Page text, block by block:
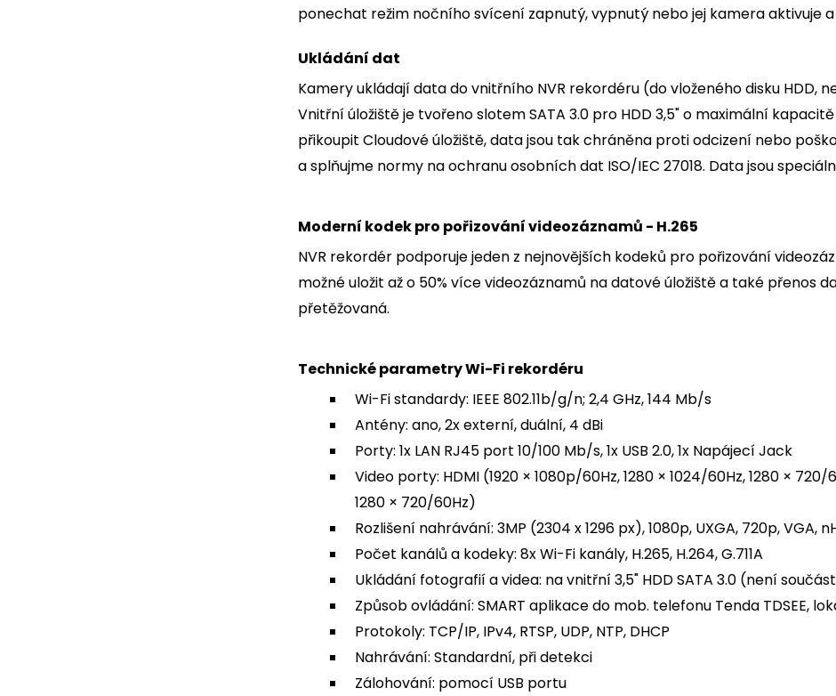
ponechat režim nočního svícení zapnutý, vypnutý nebo jej kamera aktivuje
Ukládání dat
Kamery ukládají data do vnitřního NVR rekordéru (do vloženého disku HDD,
Vnitřní úložiště je tvořeno slotem SATA 3.0 pro HDD 3,5" o maximální kapacitě
přikoupit Cloudové úložiště, data jsou tak chráněna proti odcizení nebo
a splňujme normy na ochranu osobních dat ISO/IEC 27018. Data jsou
Moderní kodek pro pořizování videozáznamů - H.265
NVR rekordér podporuje jeden z nejnovějších kodeků pro pořizování
možné uložit až o 50% více videozáznamů na datové úložiště a také přenos
přetěžovaná.
Technické parametry Wi-Fi rekordéru
Wi-Fi standardy: IEEE 802.11b/g/n; 2,4 GHz, 144 Mb/s
Antény: ano, 2x externí, duální, 4 dBi
Porty: 1x LAN RJ45 port 10/100 Mb/s, 1x USB 2.0, 1x Napájecí Jack
Video porty: HDMI (1920 × 1080p/60Hz, 1280 × 1024/60Hz, 1280 ×
1280 × 720/60Hz)
Rozlišení nahrávání: 3MP (2304 x 1296 px), 1080p, UXGA, 720p, VGA,
Počet kanálů a kodeky: 8x Wi-Fi kanály, H.265, H.264, G.711A
Ukládání fotografií a videa: na vnitřní 3,5" HDD SATA 3.0 (není
Způsob ovládání: SMART aplikace do mob. telefonu Tenda TDSEE,
Protokoly: TCP/IP, IPv4, RTSP, UDP, NTP, DHCP
Nahrávání: Standardní, při detekci
Zálohování: pomocí USB portu